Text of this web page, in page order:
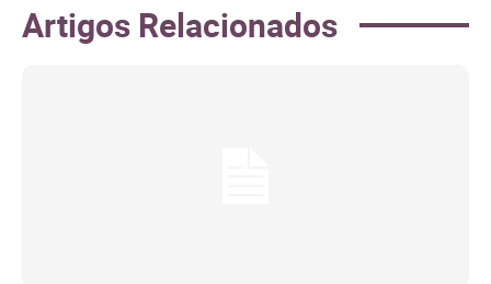
Artigos Relacionados